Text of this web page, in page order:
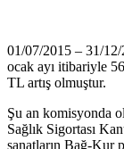
01/07/2015 – 31/12/
ocak ayı itibariyle
TL artış olmuştur.
Şu an komisyonda
Sağlık Sigortası
sanatların Bağ-Kur